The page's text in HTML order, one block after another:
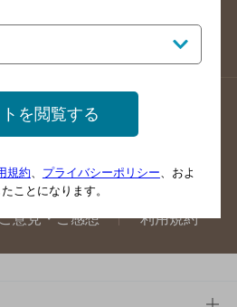
店舗情報更新方法のご案内
舗様ログイン
意見・ご感想 利用規約
を閲覧する
規約 プライバシーポリシー 、およ
ことになります。